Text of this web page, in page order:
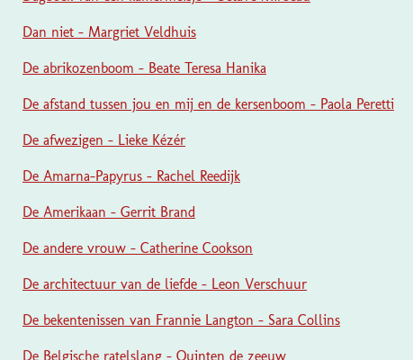
Dan niet - Margriet Veldhuis
De abrikozenboom - Beate Teresa Hanika
De afstand tussen jou en mij en de kersenboom - Paola Peretti
De afwezigen - Lieke Kézér
De Amarna-Papyrus - Rachel Reedijk
De Amerikaan - Gerrit Brand
De andere vrouw - Catherine Cookson
De architectuur van de liefde - Leon Verschuur
De bekentenissen van Frannie Langton - Sara Collins
De Belgische ratelslang - Quinten de zeeuw